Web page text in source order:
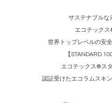
サステナブルな
エコテックス
世界トップレベルの安
【STANDARD
エコテックス®ス
認証受けたエコラムスキ